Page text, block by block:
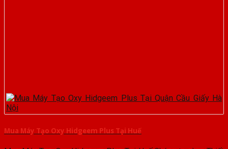
Mua Máy Tạo Oxy Hidgeem Plus Tại Huế